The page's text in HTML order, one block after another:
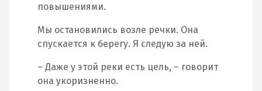
повышениями.
Мы остановились возле речки. Она
спускается к берегу. Я следую за ней.
– Даже у этой реки есть цель, – говорит
она укоризненно.